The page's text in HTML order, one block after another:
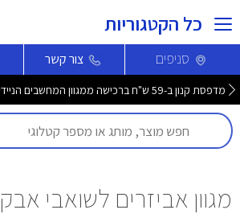
כל הקטגוריות
סניפים צור קשר
בלעדי לחברי MyBUG! מגוון מקלדות AULA ב-20% הנחה >>>
מגוון אביזרים לשואבי אבק Roborock